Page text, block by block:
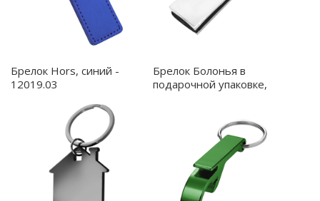
Брелок Hors, синий -
12019.03
Брелок Болонья в
подарочной упаковке,